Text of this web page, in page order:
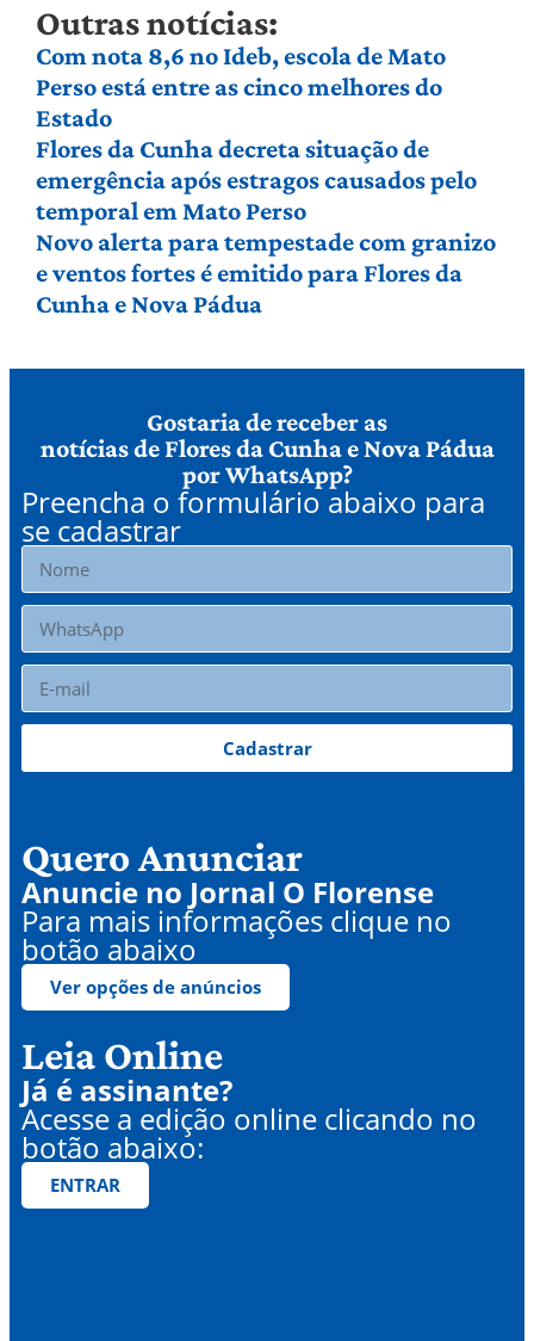
Outras notícias:
Com nota 8,6 no Ideb, escola de Mato
Perso está entre as cinco melhores do
Estado
Flores da Cunha decreta situação de
emergência após estragos causados pelo
temporal em Mato Perso
Novo alerta para tempestade com granizo
e ventos fortes é emitido para Flores da
Cunha e Nova Pádua
Gostaria de receber as
notícias de Flores da Cunha e Nova Pádua
por WhatsApp?
Preencha o formulário abaixo para
se cadastrar
Cadastrar
Quero Anunciar
Anuncie no Jornal O Florense
Para mais informações clique no
botão abaixo
Ver opções de anúncios
Leia Online
Já é assinante?
Acesse a edição online clicando no
botão abaixo:
ENTRAR